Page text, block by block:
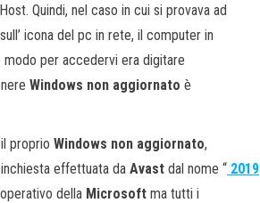
Quindi, nel caso in cui si provava ad
icona del pc in rete, il computer in
modo per accedervi era digitare
Windows non aggiornato è
proprio Windows non aggiornato,
effettuata da Avast dal nome “ 2019
della Microsoft ma tutti i